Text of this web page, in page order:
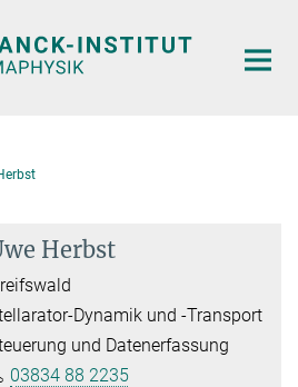
Herbst
Dynamik und -Transport
und Datenerfassung
03834 88 2235